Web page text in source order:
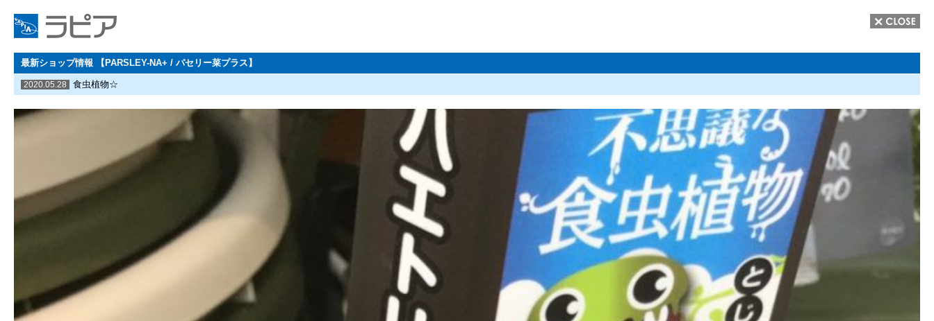
最新ショップ情報 【PARSLEY-NA+ / パセリー菜プラス】
2020.05.28 食虫植物☆